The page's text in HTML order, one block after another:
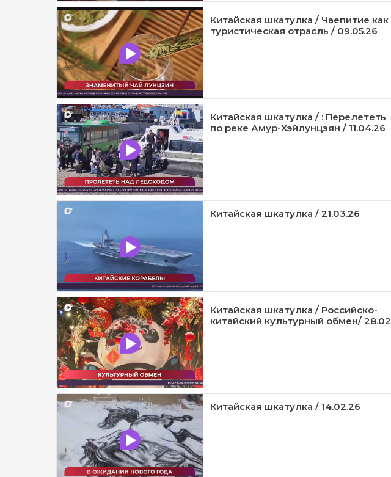
Китайская шкатулка / Чаепитие как
туристическая отрасль / 09.05.26
Китайская шкатулка / : Перелететь
по реке Амур-Хэйлунцзян / 11.04.26
Китайская шкатулка / 21.03.26
Китайская шкатулка / Российско-
китайский культурный обмен/ 28.02
Китайская шкатулка / 14.02.26